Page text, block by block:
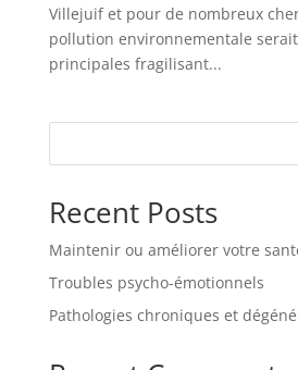
Villejuif et pour de nombreux
pollution environnementale serait
principales fragilisant...
Recent Posts
Maintenir ou améliorer votre
Troubles psycho-émotionnels
Pathologies chroniques et